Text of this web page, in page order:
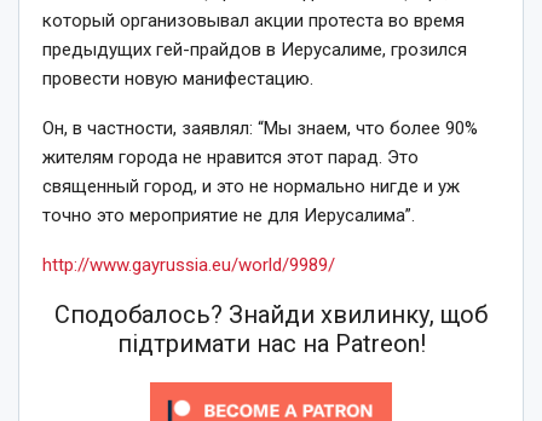
который организовывал акции протеста во время
предыдущих гей-прайдов в Иерусалиме, грозился
провести новую манифестацию.
Он, в частности, заявлял: “Мы знаем, что более 90%
жителям города не нравится этот парад. Это
священный город, и это не нормально нигде и уж
точно это мероприятие не для Иерусалима”.
http://www.gayrussia.eu/world/9989/
Сподобалось? Знайди хвилинку, щоб
підтримати нас на Patreon!